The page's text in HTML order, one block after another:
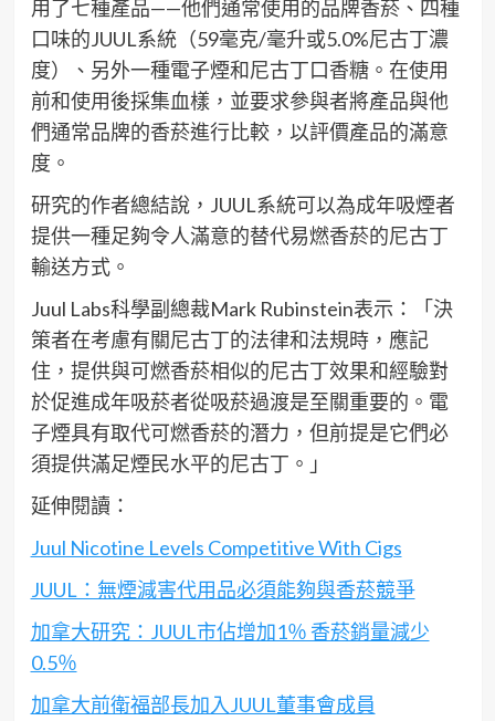
用了七種產品——他們通常使用的品牌香菸、四種
口味的JUUL系統（59毫克/毫升或5.0%尼古丁濃
度）、另外一種電子煙和尼古丁口香糖。在使用
前和使用後採集血樣，並要求參與者將產品與他
們通常品牌的香菸進行比較，以評價產品的滿意
度。
研究的作者總結說，JUUL系統可以為成年吸煙者
提供一種足夠令人滿意的替代易燃香菸的尼古丁
輸送方式。
Juul Labs科學副總裁Mark Rubinstein表示：「決
策者在考慮有關尼古丁的法律和法規時，應記
住，提供與可燃香菸相似的尼古丁效果和經驗對
於促進成年吸菸者從吸菸過渡是至關重要的。電
子煙具有取代可燃香菸的潛力，但前提是它們必
須提供滿足煙民水平的尼古丁。」
延伸閱讀：
Juul Nicotine Levels Competitive With Cigs
JUUL：無煙減害代用品必須能夠與香菸競爭
加拿大研究：JUUL市佔增加1％ 香菸銷量減少
0.5％
加拿大前衛福部長加入JUUL董事會成員